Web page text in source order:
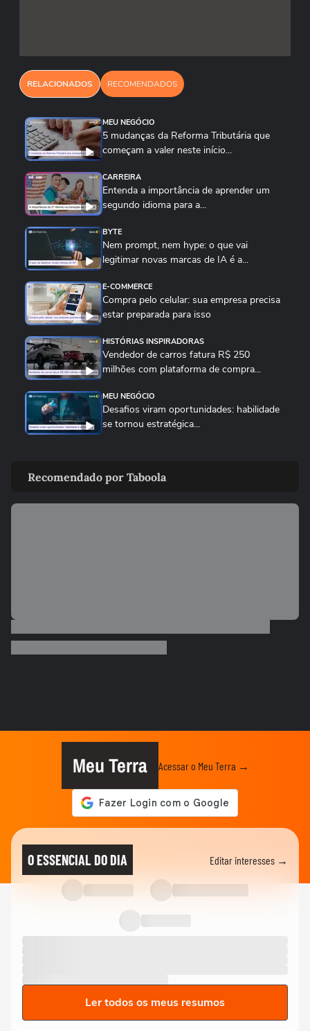
colocar o seu cadastro de produtos, perfil da
empresa, segmentar clientes, colocar respostas
automáticas. Você faz muita coisa ali dentro.
ainda a totalidade dessas funcionalidades. Na
Feira do Empreendedor, por exemplo, estamos
dando muito treinamento, ensinando as
empresas, educando, treinando em como usar o
WhatsApp Business. O catálogo de produtos,
poderia ser mais explorada".
RELACIONADOS RECOMENDADOS
MEU NEGÓCIO
5 mudanças da Reforma Tributária que
começam a valer neste início...
CARREIRA
Entenda a importância de aprender um
segundo idioma para a...
BYTE
Nem prompt, nem hype: o que vai
legitimar novas marcas de IA é a...
E-COMMERCE
Compra pelo celular: sua empresa precisa
estar preparada para isso
HISTÓRIAS INSPIRADORAS
Vendedor de carros fatura R$ 250
milhões com plataforma de compra...
MEU NEGÓCIO
Desafios viram oportunidades: habilidade
se tornou estratégica...
complexo do que nos EUA
MEU NEGÓCIO
os brinquedos artesanais...
Mini CEOs: adolescentes buscam
formação empreendedora antes de...
Transporte executivo de luxo vira negócio
rentável nos EUA
MEU NEGÓCIO
Como crescer sem aporte: investir no time
de vendas é a solução
Recomendado por Taboola
Meu Terra Acessar o Meu Terra →
O ESSENCIAL DO DIA Editar interesses →
Ler todos os meus resumos